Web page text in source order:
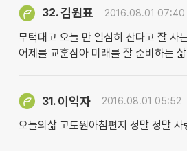
32.김원표 2016.08.01 07:40
무턱대고 오늘 만 열심히 산다고 잘 사
어제를 교훈삼아 미래를 잘 준비하는
31. 이익자 2016.08.01 05:52
오늘의삶 고도원아침편지 정말 정말